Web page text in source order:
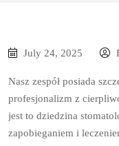
July 24, 2025
Nasz zespół posiada
profesjonalizm z
jest to dziedzina
zapobieganiem i